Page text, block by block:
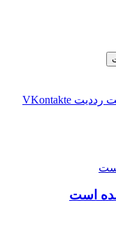
‫رددیت ‫VKontakte
شده است